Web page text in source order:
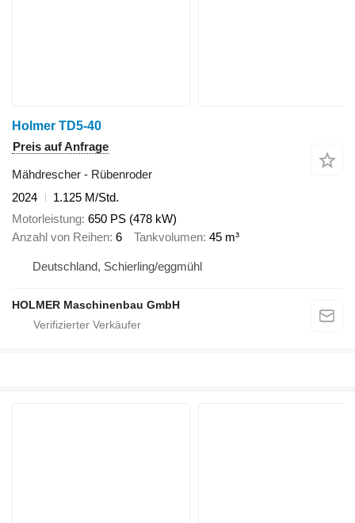
Holmer TD5-40
Preis auf Anfrage
Mähdrescher - Rübenroder
2024
1.125 M/Std.
Motorleistung 650 PS (478 kW)
Anzahl von Reihen 6 Tankvolumen 45 m³
Deutschland, Schierling/eggmühl
HOLMER Maschinenbau GmbH